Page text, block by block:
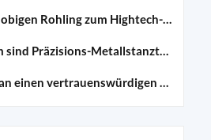
Hightech-Skelett: Die Magie der kundenspezifischen CNC-Bearbeitung von Aluminium enthüllt
Metallstanzteile für moderne Medizinprodukte so wichtig?
Lieferanten für kundenspezifische Aluminiumprofile auswählt